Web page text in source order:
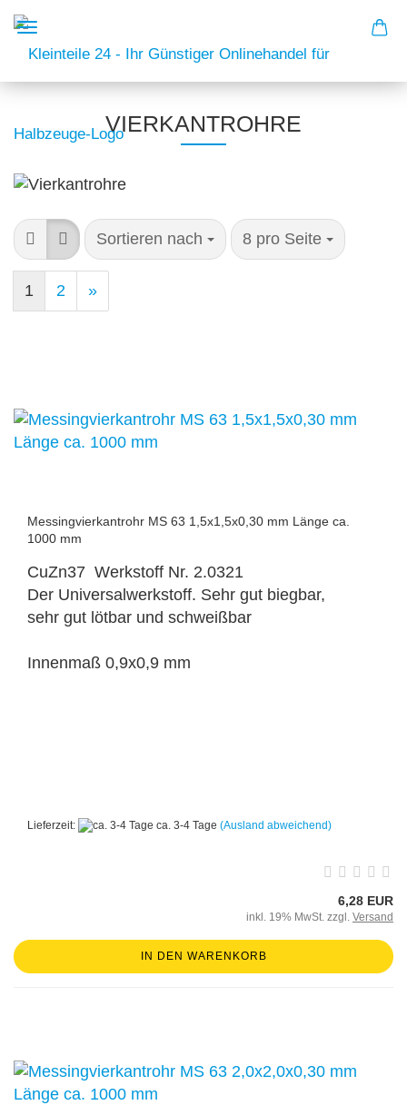
VIERKANTROHRE
Sortieren nach 8 pro Seite
1 2 »
Messingvierkantrohr MS 63 1,5x1,5x0,30 mm Länge ca.
1000 mm
CuZn37 Werkstoff Nr. 2.0321
Der Universalwerkstoff. Sehr gut biegbar,
sehr gut lötbar und schweißbar
Innenmaß 0,9x0,9 mm
Lieferzeit: ca. 3-4 Tage (Ausland abweichend)
6,28 EUR
inkl. 19% MwSt. zzgl. Versand
IN DEN WARENKORB